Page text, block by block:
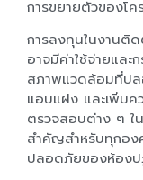
การขยายตัวของโ
การลงทุนในงานติ
อาจมีค่าใช้จ่ายแล
สภาพแวดล้อมที่ป
แอบแฝง และเพิ่มค
ตรวจสอบต่าง ๆ ใ
สำคัญสำหรับทุกอง
ปลอดภัยของห้อง